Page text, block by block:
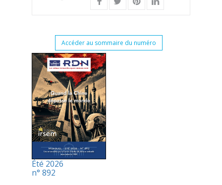
Accéder au sommaire du numéro
Été 2026
n° 892